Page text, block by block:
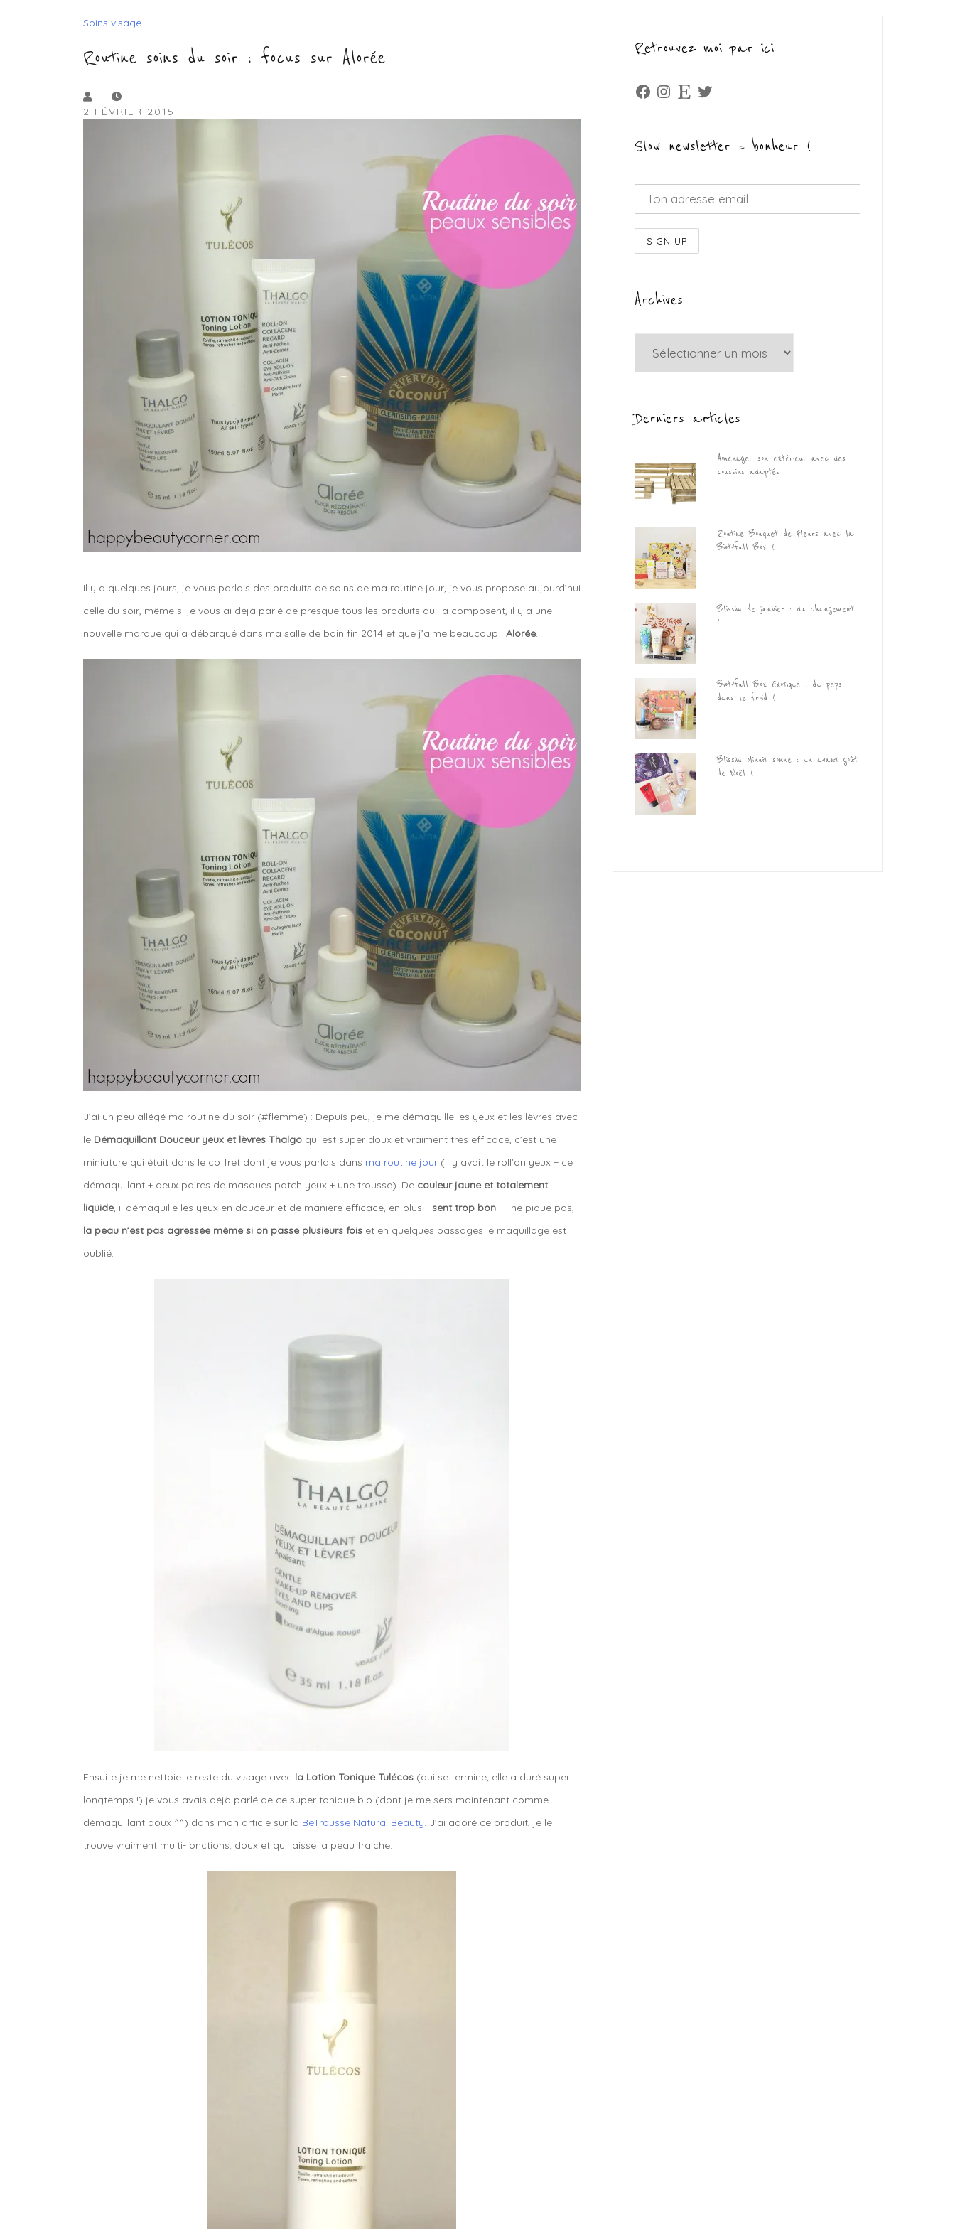
Soins visage
Routine soins du soir : focus sur Alorée
by
Lola
-
2 FÉVRIER 2015
Il y a quelques jours, je vous parlais des produits de soins de ma routine jour, je vous propose aujourd’hui
celle du soir, même si je vous ai déjà parlé de presque tous les produits qui la composent, il y a une
nouvelle marque qui a débarqué dans ma salle de bain fin 2014 et que j’aime beaucoup : Alorée
J’ai un peu allégé ma routine du soir (#flemme) : Depuis peu, je me démaquille les yeux et les lèvres avec
le Démaquillant Douceur yeux et lèvres Thalgo qui est super doux et vraiment très efficace, c’est une
miniature qui était dans le coffret dont je vous parlais dans ma routine jour (il y avait le roll’on yeux + ce
démaquillant + deux paires de masques patch yeux + une trousse). De couleur jaune et totalement
liquide , il démaquille les yeux en douceur et de manière efficace, en plus il sent trop bon ! Il ne pique pas,
la peau n’est pas agressée même si on passe plusieurs fois et en quelques passages le maquillage est
oublié.
Ensuite je me nettoie le reste du visage avec la Lotion Tonique Tulécos (qui se termine, elle a duré super
longtemps !) je vous avais déjà parlé de ce super tonique bio (dont je me sers maintenant comme
démaquillant doux ^^) dans mon article sur la BeTrousse Natural Beauty. J’ai adoré ce produit, je le
trouve vraiment multi-fonctions, doux et qui laisse la peau fraiche.
Retrouvez moi par ici
Facebook
Instagram
Etsy Twitter
Slow newsletter = bonheur !
Archives
Derniers articles
Aménager son extérieur avec des
coussins adaptés
Routine Bouquet de Fleurs avec la
Biotyfull Box !
Blissim de janvier : du changement
!
Biotyfull Box Exotique : du peps
dans le froid !
Blissim Minuit sonne : un avant goût
de Noël !